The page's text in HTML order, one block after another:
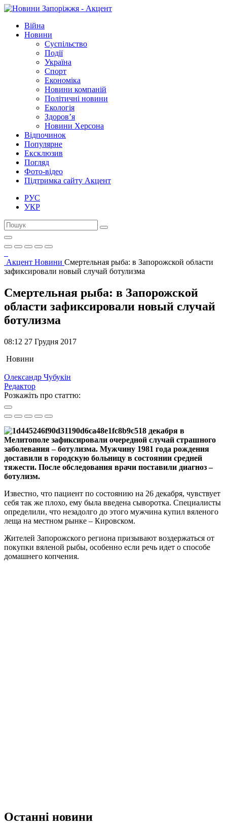
Війна
Новини
Суспільство
Події
Україна
Спорт
Економіка
Новини компаній
Політичні новини
Екологія
Здоров’я
Новини Херсона
Відпочинок
Популярне
Ексклюзив
Погляд
Фото-відео
Підтримка сайту Акцент
РУС
УКР
Акцент Новини Смертельная рыба: в Запорожской области
зафиксировали новый случай ботулизма
Смертельная рыба: в Запорожской
области зафиксировали новый случай
ботулизма
08:12 27 Грудня 2017
Новини
Олександр Чубукін
Редактор
Розкажіть про статтю:
18 декабря в
Мелитополе зафиксировали очередной случай страшного
заболевания – ботулизма. Мужчину 1981 года рождения
доставили в городскую больницу в состоянии средней
тяжести. После обследования врачи поставили диагноз –
ботулизм.
Известно, что пациент по состоянию на 26 декабря, чувствует
себя так же плохо, ему была введена сыворотка. Специалисты
определили, что незадолго до этого мужчина купил вяленого
леща на местном рынке – Кировском.
Жителей Запорожского региона призывают воздержаться от
покупки вяленой рыбы, особенно если речь идет о способе
домашнего копчения.
Останні новини